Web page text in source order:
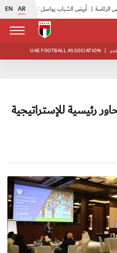
EN AR أبيض الشباب يواصل تدريباته في معسكره بأبوظبي |
UAE FOOTBALL ASSOCIATION |
الكرة يُناقش 6 محاور رئيسية للإستراتيجية